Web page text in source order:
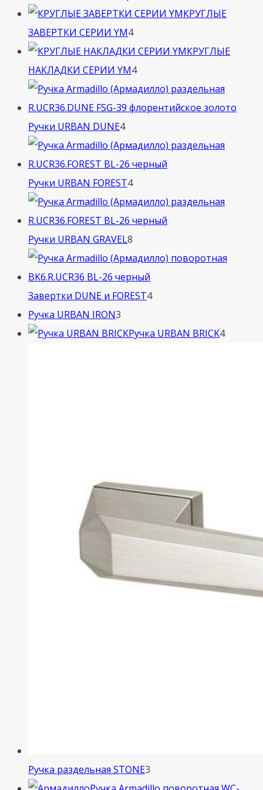
товара
КРУГЛЫЕ
ЗАВЕРТКИ СЕРИИ YM44
товара
КРУГЛЫЕ
НАКЛАДКИ СЕРИИ YM44
товара
Ручки URBAN DUNE44
товара
Ручки URBAN FOREST44
товара
Ручки URBAN GRAVEL8
товаров
Завертки DUNE и FOREST44
Ручка URBAN IRON3
товара
Ручка URBAN BRICK44
Ручка раздельная STONE3